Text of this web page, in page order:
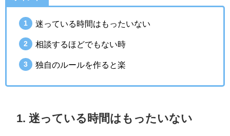
迷っている時間はもったいない
相談するほどでもない時
独自のルールを作ると楽
1. 迷っている時間はもったいない